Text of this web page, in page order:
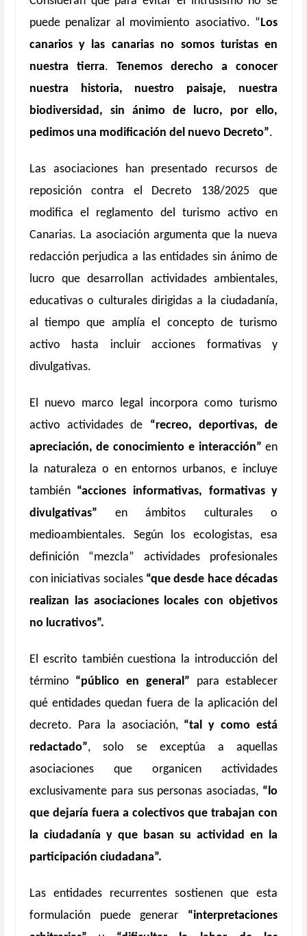
puede penalizar al movimiento asociativo. “Los
canarios y las canarias no somos turistas en
nuestra tierra. Tenemos derecho a conocer
nuestra historia, nuestro paisaje, nuestra
biodiversidad, sin ánimo de lucro, por ello,
pedimos una modificación del nuevo Decreto”.
Las asociaciones han presentado recursos de
reposición contra el Decreto 138/2025 que
modifica el reglamento del turismo activo en
Canarias. La asociación argumenta que la nueva
redacción perjudica a las entidades sin ánimo de
lucro que desarrollan actividades ambientales,
educativas o culturales dirigidas a la ciudadanía,
al tiempo que amplía el concepto de turismo
activo hasta incluir acciones formativas y
divulgativas.
El nuevo marco legal incorpora como turismo
activo actividades de “recreo, deportivas, de
apreciación, de conocimiento e interacción” en
la naturaleza o en entornos urbanos, e incluye
también “acciones informativas, formativas y
divulgativas” en ámbitos culturales o
medioambientales. Según los ecologistas, esa
definición “mezcla” actividades profesionales
con iniciativas sociales “que desde hace décadas
realizan las asociaciones locales con objetivos
no lucrativos”.
El escrito también cuestiona la introducción del
término “público en general” para establecer
qué entidades quedan fuera de la aplicación del
decreto. Para la asociación, “tal y como está
redactado”, solo se exceptúa a aquellas
asociaciones que organicen actividades
exclusivamente para sus personas asociadas, “lo
que dejaría fuera a colectivos que trabajan con
la ciudadanía y que basan su actividad en la
participación ciudadana”.
Las entidades recurrentes sostienen que esta
formulación puede generar “interpretaciones